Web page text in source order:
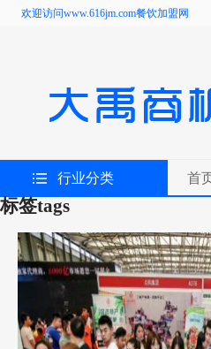
欢迎访问www.616jm.com餐饮加盟网
行业分类 首
标签tags